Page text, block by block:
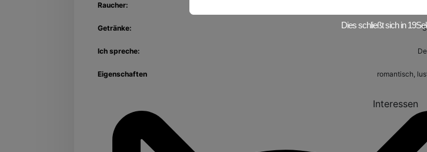
Raucher:
Getränke:
Ich spreche:
Eigenschaften romantisch,
Interessen
Dies schließt sich in17